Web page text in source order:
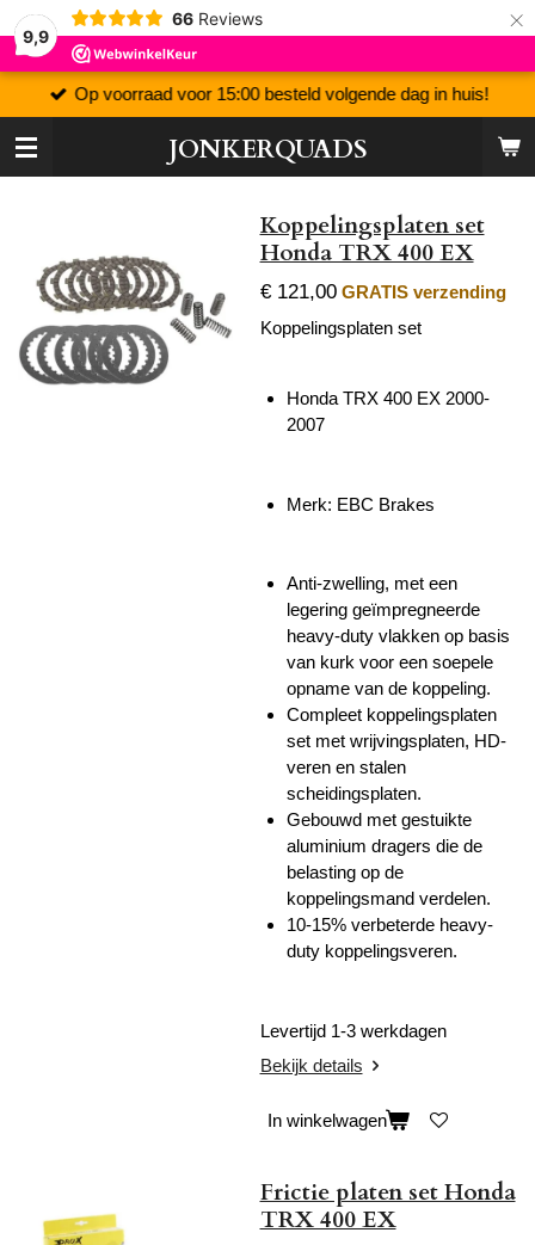
9,9
66 Reviews ×
JONKERQUADS
Op voorraad voor 15:00 besteld volgende dag in huis!
Koppelingsplaten set
Honda TRX 400 EX
€ 121,00 GRATIS verzending
Koppelingsplaten set
Honda TRX 400 EX 2000-
2007
Merk: EBC Brakes
Anti-zwelling, met een
legering geïmpregneerde
heavy-duty vlakken op basis
van kurk voor een soepele
opname van de koppeling.
Compleet koppelingsplaten
set met wrijvingsplaten, HD-
veren en stalen
scheidingsplaten.
Gebouwd met gestuikte
aluminium dragers die de
belasting op de
koppelingsmand verdelen.
10-15% verbeterde heavy-
duty koppelingsveren.
Levertijd 1-3 werkdagen
Bekijk details
In winkelwagen
Frictie platen set Honda
TRX 400 EX